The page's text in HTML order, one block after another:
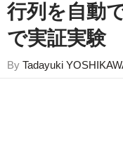
行列を自動
で実証実験
By Tadayuki